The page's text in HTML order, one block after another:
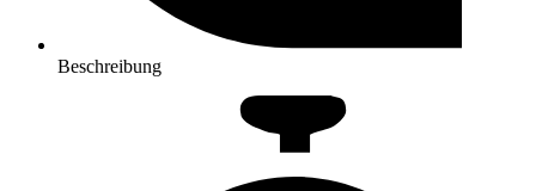
Beschreibung